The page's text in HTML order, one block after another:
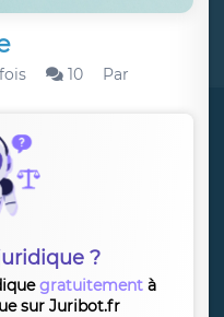
10
Par
?
gratuitement à
sur Juribot.fr